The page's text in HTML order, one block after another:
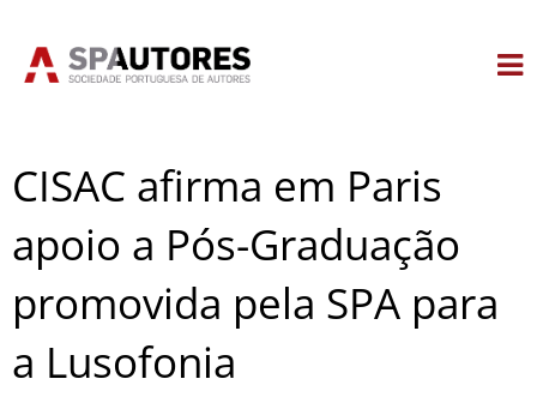
CISAC afirma em Paris
apoio a Pós-Graduação
promovida pela SPA para
a Lusofonia